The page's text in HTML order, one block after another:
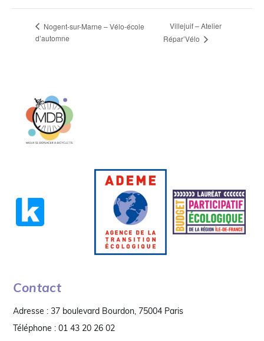
Nogent-sur-Marne – Vélo-école
d’automne
Villejuif – Atelier
Répar’Vélo
Contact
Adresse : 37 boulevard Bourdon, 75004 Paris
Téléphone : 01 43 20 26 02